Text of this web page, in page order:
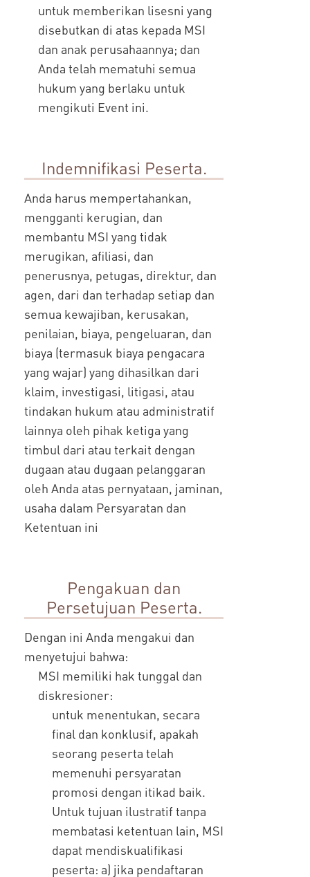
untuk memberikan lisesni yang
disebutkan di atas kepada MSI
dan anak perusahaannya; dan
Anda telah mematuhi semua
hukum yang berlaku untuk
mengikuti Event ini.
Indemnifikasi Peserta.
Anda harus mempertahankan,
mengganti kerugian, dan
membantu MSI yang tidak
merugikan, afiliasi, dan
penerusnya, petugas, direktur, dan
agen, dari dan terhadap setiap dan
semua kewajiban, kerusakan,
penilaian, biaya, pengeluaran, dan
biaya (termasuk biaya pengacara
yang wajar) yang dihasilkan dari
klaim, investigasi, litigasi, atau
tindakan hukum atau administratif
lainnya oleh pihak ketiga yang
timbul dari atau terkait dengan
dugaan atau dugaan pelanggaran
oleh Anda atas pernyataan, jaminan,
usaha dalam Persyaratan dan
Ketentuan ini
Pengakuan dan
Persetujuan Peserta.
Dengan ini Anda mengakui dan
menyetujui bahwa:
MSI memiliki hak tunggal dan
diskresioner:
untuk menentukan, secara
final dan konklusif, apakah
seorang peserta telah
memenuhi persyaratan
promosi dengan itikad baik.
Untuk tujuan ilustratif tanpa
membatasi ketentuan lain, MSI
dapat mendiskualifikasi
peserta: a) jika pendaftaran